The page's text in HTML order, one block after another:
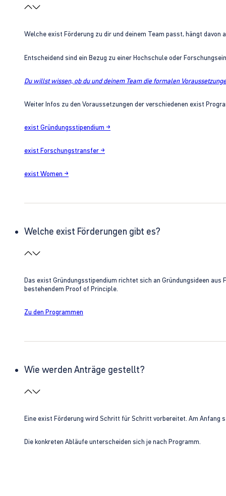
Welche exist Förderung zu dir und deinem Team passt, hängt
Entscheidend sind ein Bezug zu einer Hochschule oder
Du willst wissen, ob du und deinem Team die formalen
Weiter Infos zu den Voraussetzungen der verschiedenen exist
exist Gründungsstipendium →
exist Forschungstransfer →
exist Women →
Welche exist Förderungen gibt es?
Das exist Gründungsstipendium richtet sich an Gründungsideen
bestehendem Proof of Principle.
Zu den Programmen
Wie werden Anträge gestellt?
Eine exist Förderung wird Schritt für Schritt vorbereitet. Am Anfang
Die konkreten Abläufe unterscheiden sich je nach Programm.